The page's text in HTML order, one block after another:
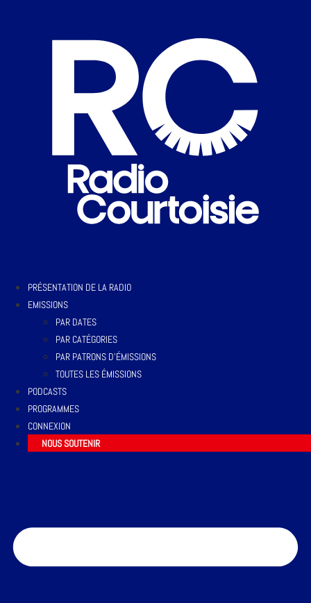
PRÉSENTATION DE LA RADIO
EMISSIONS
PAR DATES
PAR CATÉGORIES
PAR PATRONS D’ÉMISSIONS
TOUTES LES ÉMISSIONS
PODCASTS
PROGRAMMES
CONNEXION
NOUS SOUTENIR